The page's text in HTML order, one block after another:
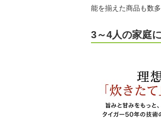
能を揃えた商品も数多
3～4人の家庭